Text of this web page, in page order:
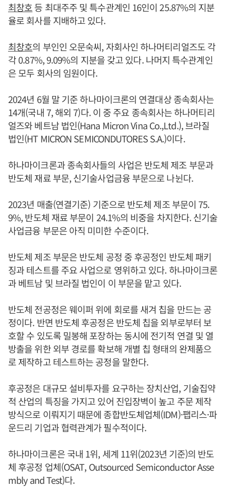
최창호등 최대주주 및 특수관계인 16인이 25.87%의 지분
율로 회사를 지배하고 있다.
최창호의 부인인 오문숙씨, 자회사인 하나머티리얼즈도 각
각 0.87%, 9.09%의 지분을 갖고 있다. 나머지 특수관계인
은 모두 회사의 임원이다.
2024년 6월 말 기준 하나마이크론의 연결대상 종속회사는
14개(국내 7, 해외 7)다. 이 중 주요 종속회사는 하나머티리
얼즈와 베트남 법인(Hana Micron Vina Co.,Ltd.), 브라질
법인(HT MICRON SEMICONDUTORES S.A.)이다.
하나마이크론과 종속회사들의 사업은 반도체 제조 부문과
반도체 재료 부문, 신기술사업금융 부문으로 나뉜다.
2023년 매출(연결기준) 기준으로 반도체 제조 부문이 75.
9%, 반도체 재료 부문이 24.1%의 비중을 차지한다. 신기술
사업금융 부문은 아직 미미한 수준이다.
반도체 제조 부문은 반도체 공정 중 후공정인 반도체 패키
징과 테스트를 주요 사업으로 영위하고 있다. 하나마이크론
과 베트남 및 브라질 법인이 이 부문을 맡고 있다.
반도체 전공정은 웨이퍼 위에 회로를 새겨 칩을 만드는 공
정이다. 반면 반도체 후공정은 반도체 칩을 외부로부터 보
호할 수 있도록 밀봉해 포장하는 동시에 전기적 연결 및 열
방출을 위한 외부 경로를 확보해 개별 칩 형태의 완제품으
로 제작하고 테스트하는 공정을 말한다.
후공정은 대규모 설비투자를 요구하는 장치산업, 기술집약
적 산업의 특징을 가지고 있어 진입장벽이 높고 주문 제작
방식으로 이뤄지기 때문에 종합반도체업체(IDM)·팹리스·파
운드리 기업과 협력관계가 필수적이다.
하나마이크론은 국내 1위, 세계 11위(2023년 기준)의 반도
체 후공정 업체(OSAT, Outsourced Semiconductor Asse
mbly and Test)다.